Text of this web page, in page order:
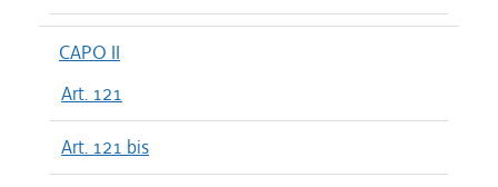
CAPO II
Art. 121
Art. 121 bis